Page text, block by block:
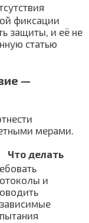
фиксации
защиты, и её не
статью
—
мерами.
Что делать
и